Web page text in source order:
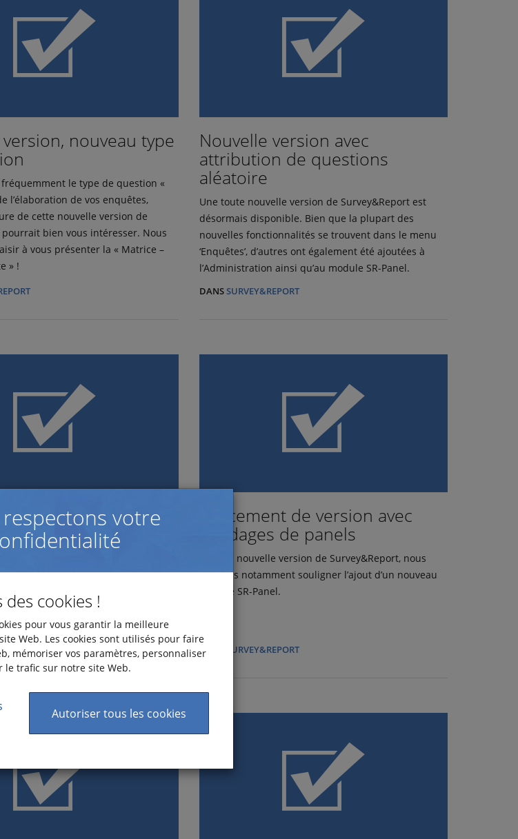
nouveau type
le type de question «
l’élaboration de vos enquêtes,
de cette nouvelle version de
pourrait bien vous intéresser. Nous
à vous présenter la « Matrice –
» !
Nouvelle version avec
attribution de questions
aléatoire
Une toute nouvelle version de Survey&Report est
désormais disponible. Bien que la plupart des
nouvelles fonctionnalités se trouvent dans le menu
‘Enquêtes’, d’autres ont également été ajoutées à
l’Administration ainsi qu’au module SR-Panel.
DANSSURVEY&REPORT
version de
fonctionnalités à la section
Lancement de version avec
sondages de panels
Dans la nouvelle version de Survey&Report, nous
pouvons notamment souligner l’ajout d’un nouveau
module SR-Panel.
DANS SURVEY&REPORT
votre
cookies !
pour vous garantir la meilleure
Web. Les cookies sont utilisés pour faire
mémoriser vos paramètres, personnaliser
le trafic sur notre site Web.
Autoriser tous les cookies